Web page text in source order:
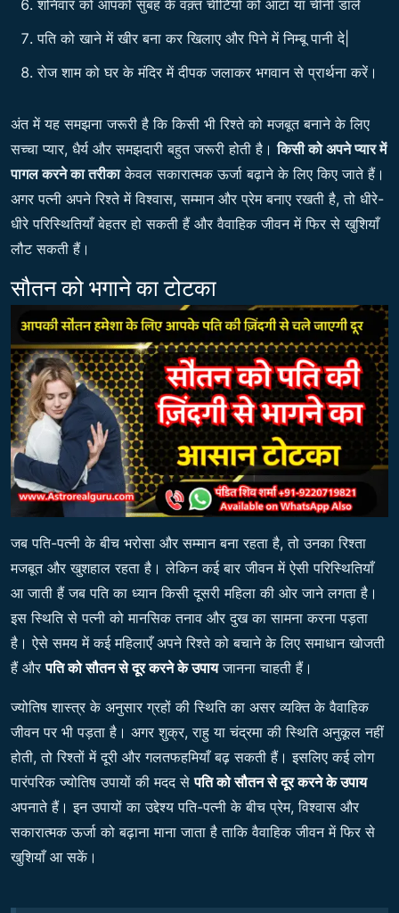
शनिवार को आपको सुबह के वक़्त चीटियों को आटा या चीनी डाले
पति को खाने में खीर बना कर खिलाए और पिने में निम्बू पानी दे|
रोज शाम को घर के मंदिर में दीपक जलाकर भगवान से प्रार्थना करें।
अंत में यह समझना जरूरी है कि किसी भी रिश्ते को मजबूत बनाने के लिए
सच्चा प्यार, धैर्य और समझदारी बहुत जरूरी होती है।किसी को अपने प्यार में
पागल करने का तरीकाकेवल सकारात्मक ऊर्जा बढ़ाने के लिए किए जाते हैं।
अगर पत्नी अपने रिश्ते में विश्वास, सम्मान और प्रेम बनाए रखती है, तो धीरे-
धीरे परिस्थितियाँ बेहतर हो सकती हैं और वैवाहिक जीवन में फिर से खुशियाँ
लौट सकती हैं।
सौतन को भगाने का टोटका
जब पति-पत्नी के बीच भरोसा और सम्मान बना रहता है, तो उनका रिश्ता
मजबूत और खुशहाल रहता है। लेकिन कई बार जीवन में ऐसी परिस्थितियाँ
आ जाती हैं जब पति का ध्यान किसी दूसरी महिला की ओर जाने लगता है।
इस स्थिति से पत्नी को मानसिक तनाव और दुख का सामना करना पड़ता
है। ऐसे समय में कई महिलाएँ अपने रिश्ते को बचाने के लिए समाधान खोजती
हैं औरपति को सौतन से दूर करने के उपायजानना चाहती हैं।
ज्योतिष शास्त्र के अनुसार ग्रहों की स्थिति का असर व्यक्ति के वैवाहिक
जीवन पर भी पड़ता है। अगर शुक्र, राहु या चंद्रमा की स्थिति अनुकूल नहीं
होती, तो रिश्तों में दूरी और गलतफहमियाँ बढ़ सकती हैं। इसलिए कई लोग
पारंपरिक ज्योतिष उपायों की मदद सेपति को सौतन से दूर करने के उपाय
अपनाते हैं। इन उपायों का उद्देश्य पति-पत्नी के बीच प्रेम, विश्वास और
सकारात्मक ऊर्जा को बढ़ाना माना जाता है ताकि वैवाहिक जीवन में फिर से
खुशियाँ आ सकें।